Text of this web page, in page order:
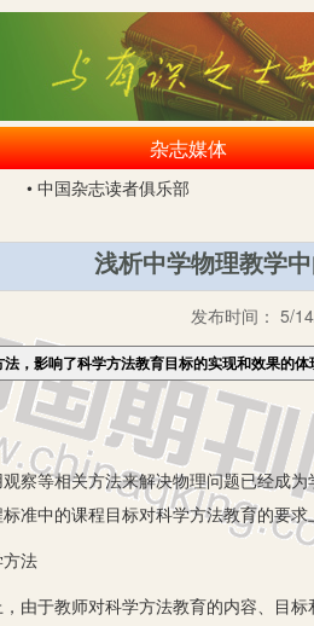
杂志媒体
• 中国杂志读者俱乐部
浅析中学物理教学
发布时间： 5/
，影响了科学方法教育目标的实现和效果的体
等相关方法来解决物理问题已经成为
准中的课程目标对科学方法教育的要求
法
于教师对科学方法教育的内容、目